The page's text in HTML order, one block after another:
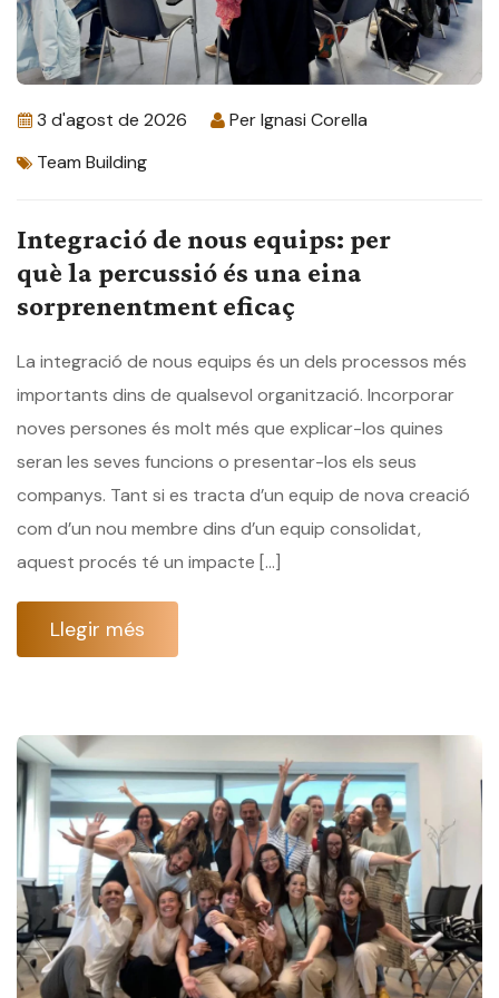
3 d'agost de 2026 PerIgnasi Corella
Team Building
Integració de nous equips: per
què la percussió és una eina
sorprenentment eficaç
La integració de nous equips és un dels processos més
importants dins de qualsevol organització. Incorporar
noves persones és molt més que explicar-los quines
seran les seves funcions o presentar-los els seus
companys. Tant si es tracta d’un equip de nova creació
com d’un nou membre dins d’un equip consolidat,
aquest procés té un impacte […]
Llegir més